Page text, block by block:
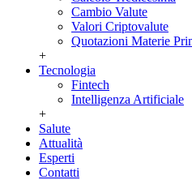
Cambio Valute
Valori Criptovalute
Quotazioni Materie
+
Tecnologia
Fintech
Intelligenza Artificiale
+
Salute
Attualità
Esperti
Contatti